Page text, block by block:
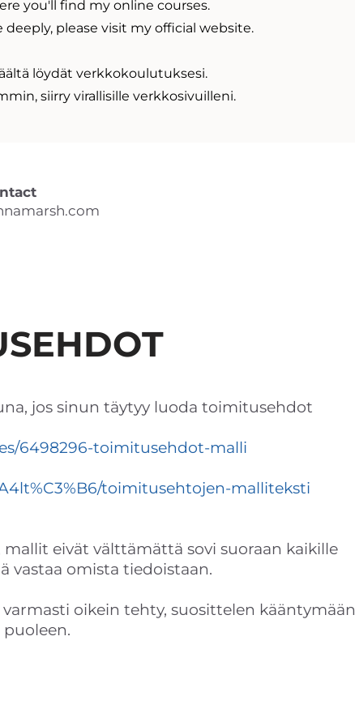
you'll find my online courses.
please visit my official website.
löydät verkkokoulutuksesi.
siirryvirallisille verkkosivuilleni.
jos sinun täytyy luoda toimitusehdot
6498296-toimitusehdot-malli
toimitusehtojen-malliteksti
eivät välttämättä sovi suoraan kaikille
vastaa omista tiedoistaan.
oikein tehty, suosittelen kääntymään